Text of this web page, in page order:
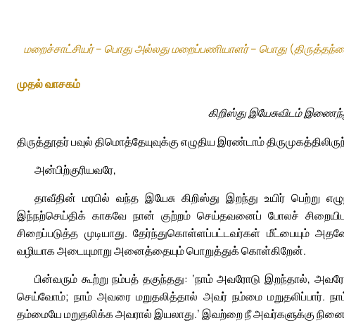
மறைச்சாட்சியர் – பொது அல்லது மறைப்பணியாளர் – பொது
முதல் வாசகம்
கிறிஸ்து இயேசுவிடம்
திருத்தூதர் பவுல் திமொத்தேயுவுக்கு எழுதிய இரண்டாம்
அன்பிற்குரியவரே,
தாவீதின் மரபில் வந்த இயேசு கிறிஸ்து இறந்து உயிர்
இந்நற்செய்திக் காகவே நான் குற்றம் செய்தவனைப் போலச்
சிறைப்படுத்த முடியாது. தேர்ந்துகொள்ளப்பட்டவர்கள் மீட்பையும்
வழியாக அடையுமாறு அனைத்தையும் பொறுத்துக் கொள்கிறேன்.
பின்வரும் கூற்று நம்பத் தகுந்தது: ‘நாம் அவரோடு இறந்தால்,
செய்வோம்; நாம் அவரை மறுதலித்தால் அவர் நம்மை மறுதலிப்பார்.
தம்மையே மறுதலிக்க அவரால் இயலாது.’ இவற்றை நீ அவர்களுக்கு